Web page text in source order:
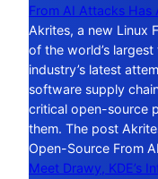
From AI Attacks Has
Akrites, a new Linux
of the world’s
industry’s latest
software supply
critical open-source
them. The post
Open-Source From
Meet Drawy, KDE’s